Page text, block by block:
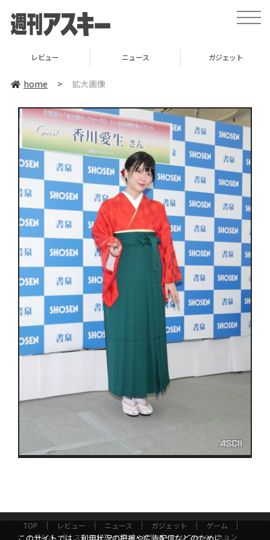
toggle
レビュー ニュース ガジェット
home > 拡大画像
TOP レビュー ニュース ガジェット
ゲーム
グルメ
スタートアップ ICT インフォメーション